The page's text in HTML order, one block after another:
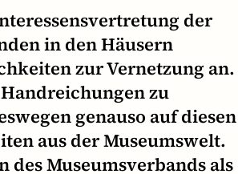
der
in den Häusern
zur Vernetzung an.
zu
genauso auf diesen
aus der Museumswelt.
Museumsverbands als